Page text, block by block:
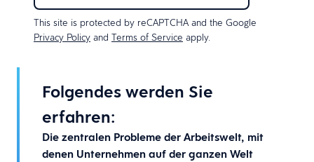
Folgendes werden Sie
erfahren:
Die zentralen Probleme der Arbeitswelt, mit
denen Unternehmen auf der ganzen Welt
This site is protected by reCAPTCHA and the Google
Privacy Policy and Terms of Service apply.